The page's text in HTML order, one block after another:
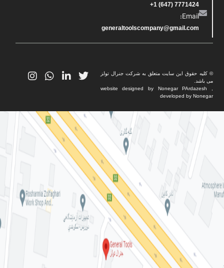
7771424 (647) 1+
Email:
generaltoolscompany@gmail.com
© کلیه حقوق این سایت متعلق به شرکت جنرال تولز
می باشد.
website designed by Nonegar PArdazesh ,
developed by Nonegar